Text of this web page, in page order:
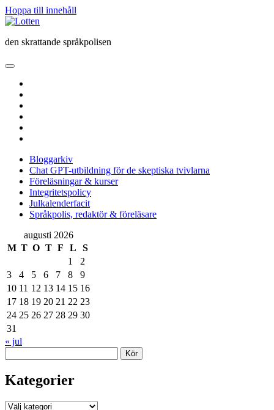
Hoppa till innehåll
Lotten
den skrattande språkpolisen
öppna
meny
Bloggarkiv
Chat GPT-utbildning för de skeptiska tvivlarna
Föreläsningar & kurser
Integritetspolicy
Julkalenderfacit
Språkpolis, redaktör & föreläsare
Sidopanel
augusti 2026
M T O T F L
S
1
2
3
4 5 6 7 8
9
10 11 12 13 14 15 16
17 18 19 20 21 22 23
24 25 26 27 28 29 30
31
« jul
Kategorier
Kategorier